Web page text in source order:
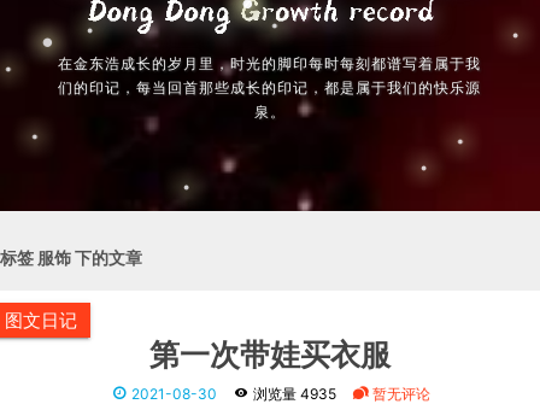
在金东浩成长的岁月里，时光的脚印每时每刻都谱写着属于我
们的印记，每当回首那些成长的印记，都是属于我们的快乐源
泉。
标签 服饰 下的文章
图文日记
第一次带娃买衣服
2021-08-30 浏览量 4935 暂无评论